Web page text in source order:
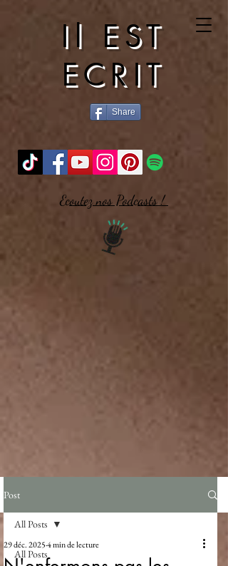
Il EST
ECRIT
Share
Ecoutez nos Podcasts !
Post
All Posts
All Posts
29 déc. 20254 min de lecture